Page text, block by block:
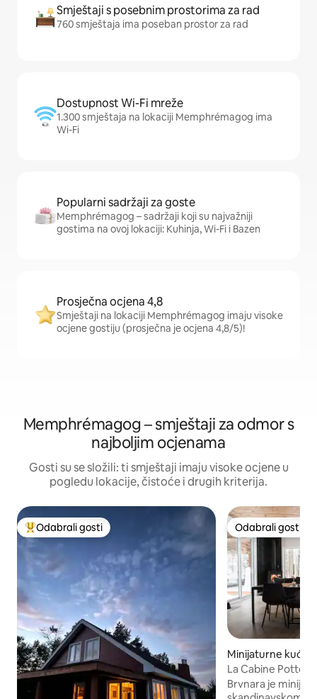
Smještaji s posebnim prostorima za rad
760 smještaja ima poseban prostor za rad
Dostupnost Wi-Fi mreže
1.300 smještaja na lokaciji Memphrémagog ima
Wi-Fi
Popularni sadržaji za goste
Memphrémagog – sadržaji koji su najvažniji
gostima na ovoj lokaciji: Kuhinja, Wi-Fi i Bazen
Prosječna ocjena 4,8
Smještaji na lokaciji Memphrémagog imaju visoke
ocjene gostiju (prosječna je ocjena 4,8/5)!
Memphrémagog – smještaji za odmor s
najboljim ocjenama
Gosti su se složili: ti smještaji imaju visoke ocjene u
pogledu lokacije, čistoće i drugih kriterija.
Među najviše rangiranima s oznakom „Odabrali gosti”
Odabrali gosti Odabrali gosti
Odabrali gosti
Minijaturne kuće
ville
La Cabine Potton
Brvnara je